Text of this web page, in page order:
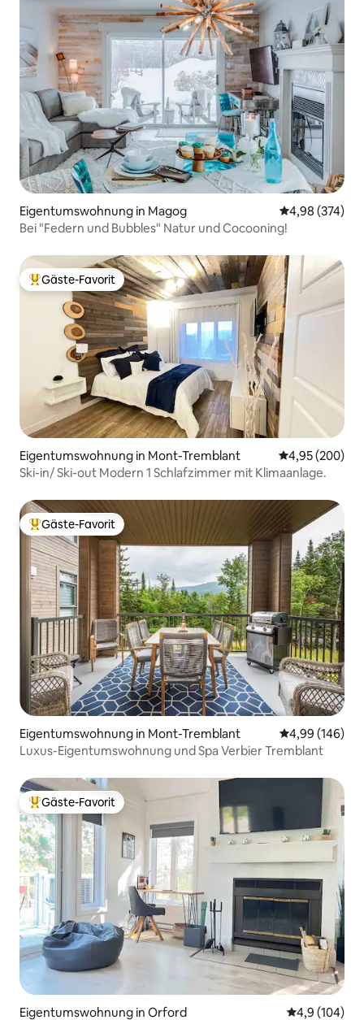
Eigentumswohnung in Magog
4,98 (374)
Bei "Federn und Bubbles" Natur und Cocooning!
Beliebter Gäste-Favorit.
Gäste-Favorit
Eigentumswohnung in Mont-Tremblant
4,95 (200)
Ski-in/ Ski-out Modern 1 Schlafzimmer mit Klimaanlage.
Beliebter Gäste-Favorit.
Gäste-Favorit
Eigentumswohnung in Mont-Tremblant
4,99 (146)
Luxus-Eigentumswohnung und Spa Verbier Tremblant
Beliebter Gäste-Favorit.
Gäste-Favorit
Eigentumswohnung in Orford 4,9 (104)